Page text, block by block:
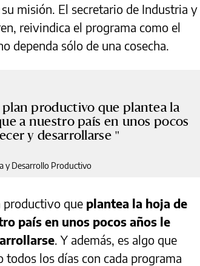
misión. El secretario de Industria y
reivindica el programa como el
dependa sólo de una cosecha.
productivo que plantea la
a nuestro país en unos pocos
y desarrollarse
y Desarrollo Productivo
productivo que plantea la hoja de
país en unos pocos años le
. Y además, es algo que
los días con cada programa